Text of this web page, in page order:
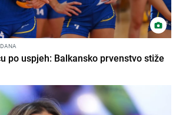
po uspjeh: Balkansko prvenstvo stiže